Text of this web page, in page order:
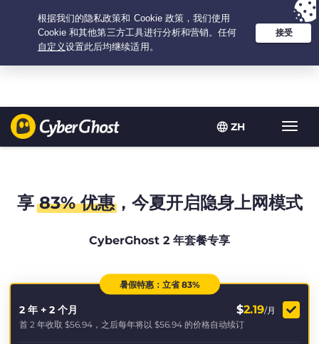
ZH
Your choice:The Best Dealfor 2.1666666666667-years at $2.19
/month
享83% 优惠，今夏开启隐身上网模式
CyberGhost 2 年套餐专享
暑假特惠：立省 83%
2 年 + 2 个月 $2.19/月
首 2 年收取 $56.94 ，之后每年将以 $56.94 的价格自动续订